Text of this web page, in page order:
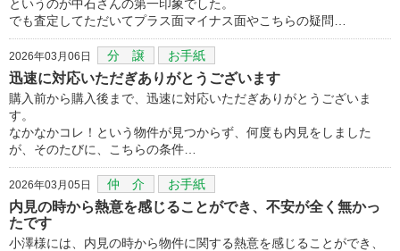
というのが中石さんの第一印象でした。
でも査定してただいてプラス面マイナス面やこちらの疑問…
2026年03月06日 分 譲 お手紙
迅速に対応いただぎありがとうございます
購入前から購入後まで、迅速に対応いただぎありがとうございま
す。
なかなかコレ！という物件が見つからず、何度も内見をしました
が、そのたびに、こちらの条件…
2026年03月05日 仲 介 お手紙
内見の時から熱意を感じることができ、不安が全く無かっ
たです
小澤様には、内見の時から物件に関する熱意を感じることができ、